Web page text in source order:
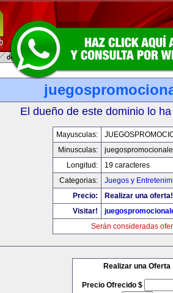
El dueño de este dominio lo
Mayusculas:
Minusculas:
Longitud:
19 caracteres
Categorias:
Juegos y
Precio:
Realizar una oferta!
Visitar!
Serán consideradas
Realizar una Oferta
Precio Ofrecido $